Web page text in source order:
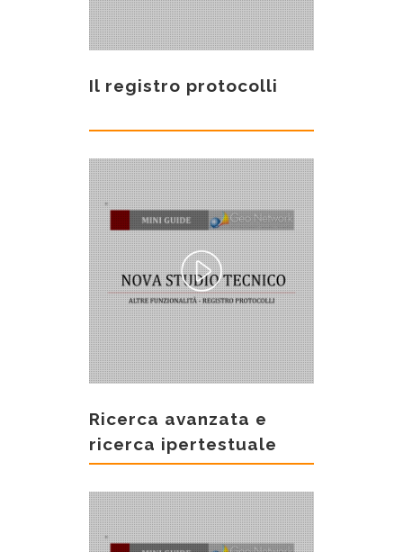
Il registro protocolli
Ricerca avanzata e
ricerca ipertestuale